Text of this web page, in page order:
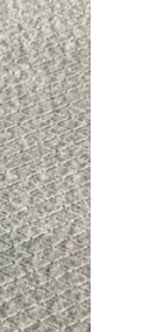
příslušenství